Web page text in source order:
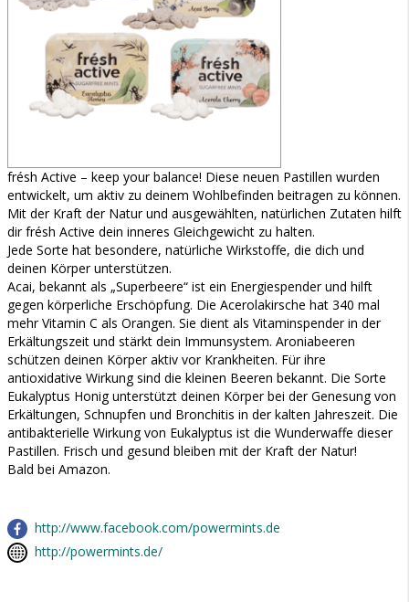
frésh Active – keep your balance! Diese neuen Pastillen wurden
entwickelt, um aktiv zu deinem Wohlbefinden beitragen zu können.
Mit der Kraft der Natur und ausgewählten, natürlichen Zutaten hilft
dir frésh Active dein inneres Gleichgewicht zu halten.
Jede Sorte hat besondere, natürliche Wirkstoffe, die dich und
deinen Körper unterstützen.
Acai, bekannt als „Superbeere“ ist ein Energiespender und hilft
gegen körperliche Erschöpfung. Die Acerolakirsche hat 340 mal
mehr Vitamin C als Orangen. Sie dient als Vitaminspender in der
Erkältungszeit und stärkt dein Immunsystem. Aroniabeeren
schützen deinen Körper aktiv vor Krankheiten. Für ihre
antioxidative Wirkung sind die kleinen Beeren bekannt. Die Sorte
Eukalyptus Honig unterstützt deinen Körper bei der Genesung von
Erkältungen, Schnupfen und Bronchitis in der kalten Jahreszeit. Die
antibakterielle Wirkung von Eukalyptus ist die Wunderwaffe dieser
Pastillen. Frisch und gesund bleiben mit der Kraft der Natur!
Bald bei Amazon.
http://www.facebook.com/powermints.de
http://powermints.de/